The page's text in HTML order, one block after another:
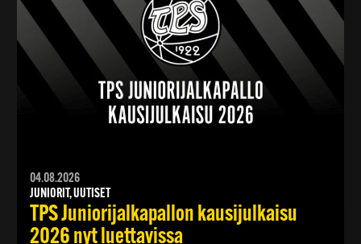
04.08.2026
JUNIORIT, UUTISET
TPS Juniorijalkapallon kausijulkaisu
2026 nyt luettavissa